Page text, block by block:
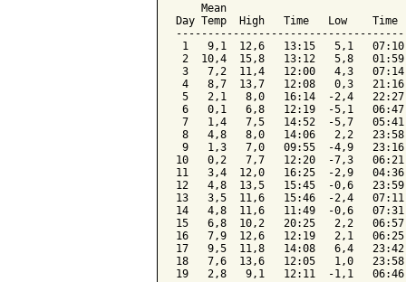
Mean
Day Temp  High   Time   Low
1   9,1  12,6   13:15   5,1
2  10,4  15,8   13:12   5,8
3   7,2  11,4   12:00   4,3
4   8,7  13,7   12:08   0,3
5   2,1   8,0   16:14  -2,4
6   0,1   6,8   12:19  -5,1
7   1,4   7,5   14:52  -5,7
8   4,8   8,0   14:06   2,2
9   1,3   7,0   09:55  -4,9
10   0,2   7,7   12:20  -7,3
11   3,4  12,0   16:25  -2,9
12   4,8  13,5   15:45  -0,6
13   3,5  11,6   15:46  -2,4
14   4,8  11,6   11:49  -0,6
15   6,8  10,2   20:25   2,2
16   7,9  12,6   12:19   2,1
17   9,5  11,8   14:08   6,4
18   7,6  13,6   12:05   1,0
19   2,8   9,1   12:11  -1,1